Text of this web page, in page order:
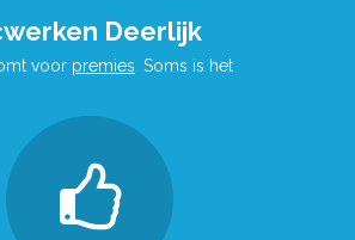
Deerlijk
voor premies . Soms is het